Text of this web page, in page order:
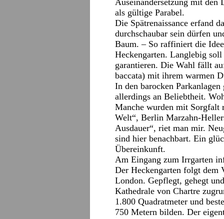
Auseinandersetzung mit den
als gültige Parabel.
Die Spätrenaissance erfand
durchschaubar sein dürfen
Baum. – So raffiniert die
Heckengarten. Langlebig
garantieren. Die Wahl fällt
baccata) mit ihrem warmen
In den barocken
allerdings an Beliebtheit.
Manche wurden mit Sorgfalt
Welt“, Berlin Marzahn-
Ausdauer“, riet man mir.
sind hier benachbart. Ein
Übereinkunft.
Am Eingang zum Irrgarten
Der Heckengarten folgt dem
London. Gepflegt, gehegt
Kathedrale von Chartre
1.800 Quadratmeter und
750 Metern bilden. Der